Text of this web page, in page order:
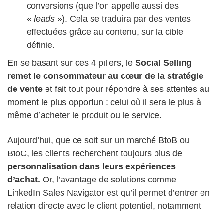
conversions (que l’on appelle aussi des
« leads »). Cela se traduira par des ventes
effectuées grâce au contenu, sur la cible
définie.
En se basant sur ces 4 piliers, le Social Selling
remet le consommateur au cœur de la stratégie
de vente et fait tout pour répondre à ses attentes au
moment le plus opportun : celui où il sera le plus à
même d’acheter le produit ou le service.
Aujourd’hui, que ce soit sur un marché BtoB ou
BtoC, les clients recherchent toujours plus de
personnalisation dans leurs expériences
d’achat. Or, l’avantage de solutions comme
LinkedIn Sales Navigator est qu’il permet d’entrer en
relation directe avec le client potentiel, notamment